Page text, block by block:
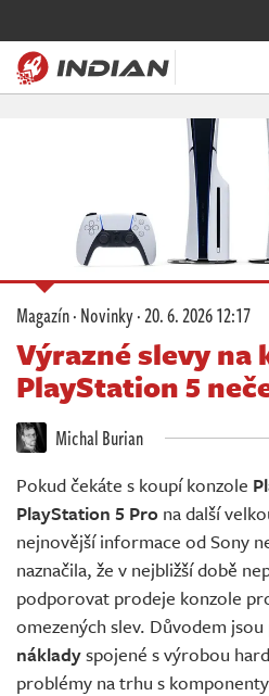
Soutěže
Databáze
Komunita
Redakce
Živě
Magazín·Novinky·20. 6. 2026 12:17
Výrazné slevy na
PlayStation 5
Michal Burian
Pokud čekáte s koupí konzole
PlayStation 5 Pro na další
nejnovější informace od Sony
naznačila, že v nejbližší době
podporovat prodeje konzole
omezených slev. Důvodem
nákladyspojené s výrobou
problémy na trhu s